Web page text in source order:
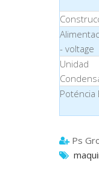
- voltage
Unidad
Poténcia
Ps